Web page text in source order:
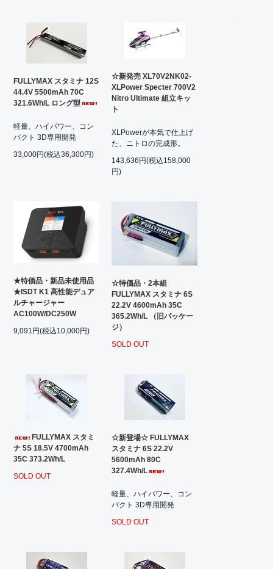
FULLYMAX スタミナ 12S
44.4V 5500mAh 70C
321.6Wh/L ロング型
軽量、ハイパワー、コン
パクト 3D専用開発
33,000円(税込36,300円)
☆新発売 XL70V2NK02-
XLPower Specter 700V2
Nitro Ultimate 組立キッ
ト
XLPowerが本気で仕上げ
た、ニトロの完成形。
143,636円(税込158,000
円)
★特価品・新品未使用品
★ISDT K1 高性能デュア
ルチャージャー
AC100W/DC250W
9,091円(税込10,000円)
☆特価品・2本組
FULLYMAX スタミナ 6S
22.2V 4600mAh 35C
365.2Wh/L （旧パッケー
ジ）
SOLD OUT
FULLYMAX スタミ
ナ 5S 18.5V 4700mAh
35C 373.2Wh/L
SOLD OUT
☆新登場☆ FULLYMAX
スタミナ 6S 22.2V
5600mAh 80C
327.4Wh/L
軽量、ハイパワー、コン
パクト 3D専用開発
SOLD OUT